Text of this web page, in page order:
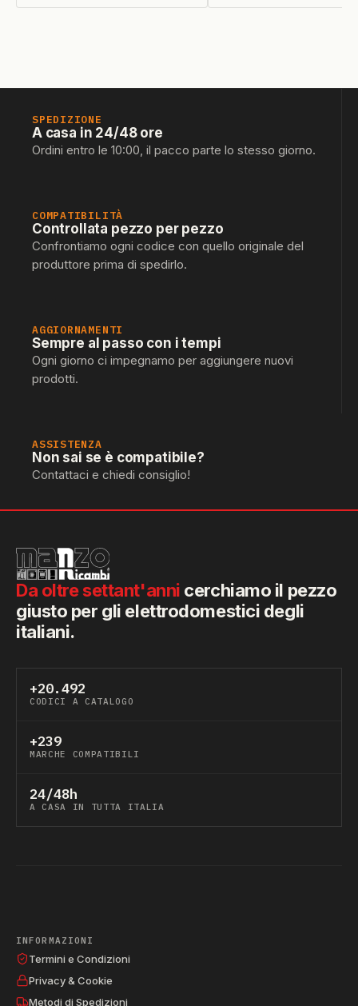
SPEDIZIONE
A casa in 24/48 ore
Ordini entro le 10:00, il pacco parte lo stesso giorno.
COMPATIBILITÀ
Controllata pezzo per pezzo
Confrontiamo ogni codice con quello originale del
produttore prima di spedirlo.
AGGIORNAMENTI
Sempre al passo con i tempi
Ogni giorno ci impegnamo per aggiungere nuovi
prodotti.
ASSISTENZA
Non sai se è compatibile?
Contattaci e chiedi consiglio!
Da oltre settant'anni cerchiamo il pezzo
giusto per gli elettrodomestici degli
italiani.
+20.492
CODICI A CATALOGO
+239
MARCHE COMPATIBILI
24/48h
A CASA IN TUTTA ITALIA
INFORMAZIONI
Termini e Condizioni
Privacy & Cookie
Metodi di Spedizioni